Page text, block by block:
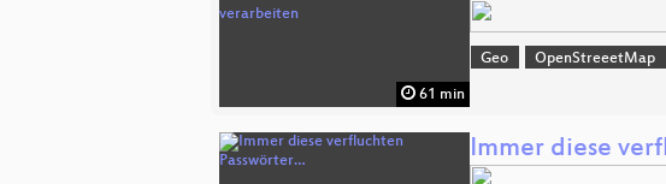
61 min
Geo OpenStreeetMap
Immer diese